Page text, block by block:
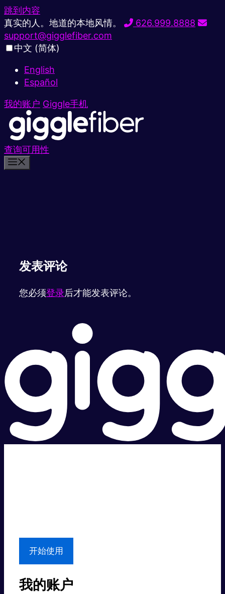
跳到内容
真实的人。地道的本地风情。
626.999.8888
support@gigglefiber.com
中文 (简体)
English
Español
我的账户 Giggle手机
查询可用性
发表评论
您必须登录后才能发表评论。
开始使用
我的账户